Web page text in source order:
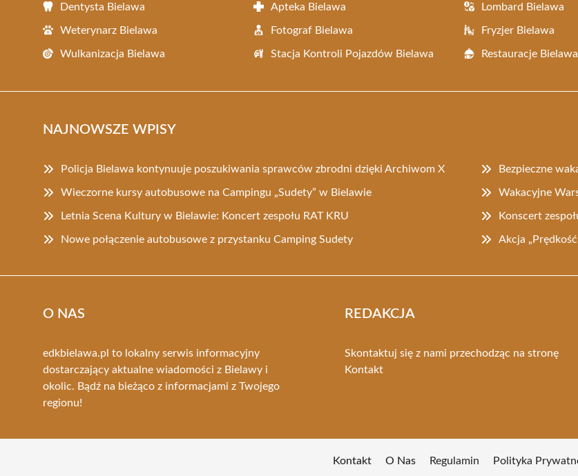
Dentysta Bielawa Apteka Bielawa Lombard Bielawa
Weterynarz Bielawa Fotograf Bielawa Fryzjer Bielawa
Wulkanizacja Bielawa Stacja Kontroli Pojazdów Bielawa Restauracje Bielawa
NAJNOWSZE WPISY
Policja Bielawa kontynuuje poszukiwania sprawców zbrodni dzięki Archiwom X Bezpieczne
Wieczorne kursy autobusowe na Campingu „Sudety” w Bielawie Wakacyjne
Letnia Scena Kultury w Bielawie: Koncert zespołu RAT KRU Konscert
Nowe połączenie autobusowe z przystanku Camping Sudety Akcja
O NAS
edkbielawa.pl to lokalny serwis informacyjny
dostarczający aktualne wiadomości z Bielawy i
okolic. Bądź na bieżąco z informacjami z Twojego
regionu!
REDAKCJA
Skontaktuj się z nami przechodząc na stronę
Kontakt
Kontakt O Nas Regulamin Polityka